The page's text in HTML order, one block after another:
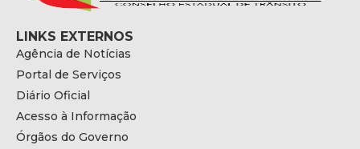
LINKS EXTERNOS
Agência de Notícias
Portal de Serviços
Diário Oficial
Acesso à Informação
Órgãos do Governo